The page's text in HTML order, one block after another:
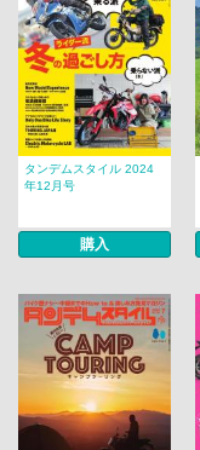
タンデムスタイル 2024
年12月号
購入